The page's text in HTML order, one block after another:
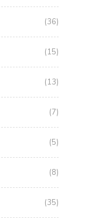
(36)
(15)
(13)
(7)
(5)
(8)
(35)